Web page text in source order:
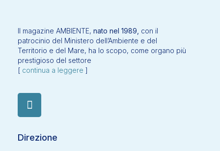
Il magazine AMBIENTE, nato nel 1989, con il
patrocinio del Ministero dell’Ambiente e del
Territorio e del Mare, ha lo scopo, come organo più
prestigioso del settore
[ continua a leggere ]
Direzione